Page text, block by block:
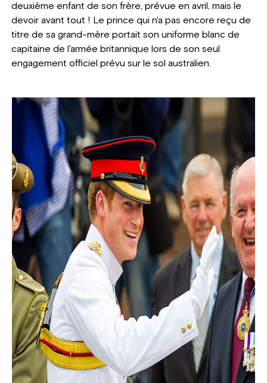
deuxième enfant de son frère, prévue en avril, mais le
devoir avant tout ! Le prince qui n'a pas encore reçu de
titre de sa grand-mère portait son uniforme blanc de
capitaine de l'armée britannique lors de son seul
engagement officiel prévu sur le sol australien.